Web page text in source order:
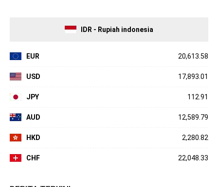
IDR - Rupiah indonesia
EUR 20,613.58
USD 17,893.01
JPY 112.91
AUD 12,589.79
HKD 2,280.82
CHF 22,048.33